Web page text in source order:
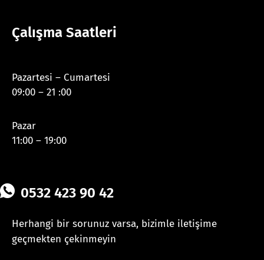
Çalışma Saatleri
Pazartesi – Cumartesi
09:00 – 21 :00
Pazar
11:00 – 19:00
0532 423 90 42
Herhangi bir sorunuz varsa, bizimle iletişime
geçmekten çekinmeyin